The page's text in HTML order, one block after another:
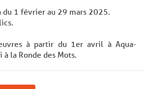
du 1 février au 29 mars 2025.
à partir du 1er avril à Aqua-
la Ronde des Mots.